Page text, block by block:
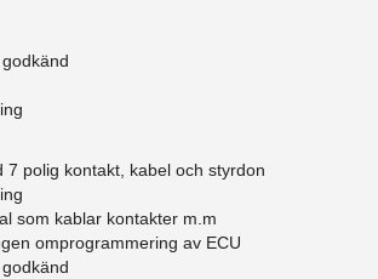
7 polig kontakt, kabel och styrdon
som kablar kontakter m.m
omprogrammering av ECU